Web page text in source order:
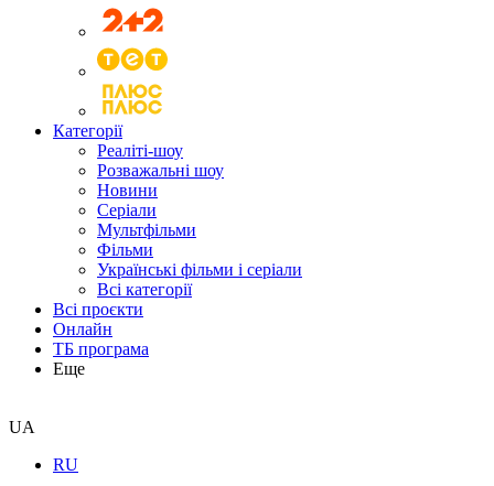
Категорії
Реаліті-шоу
Розважальні шоу
Новини
Серіали
Мультфільми
Фільми
Українські фільми і серіали
Всі категорії
Всі проєкти
Онлайн
ТБ програма
Еще
UA
RU